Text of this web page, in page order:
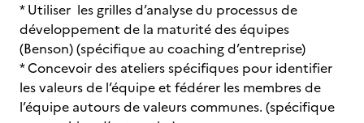
* Utiliser les grilles d’analyse du processus de
développement de la maturité des équipes
(Benson) (spécifique au coaching d’entreprise)
* Concevoir des ateliers spécifiques pour identifier
les valeurs de l’équipe et fédérer les membres de
l’équipe autours de valeurs communes. (spécifique